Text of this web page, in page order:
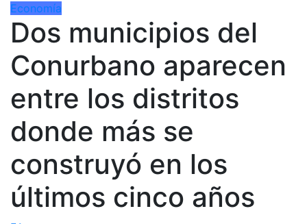
Economía
Dos municipios del
Conurbano aparecen
entre los distritos
donde más se
construyó en los
últimos cinco años